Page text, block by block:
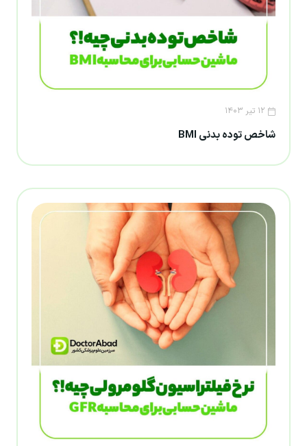
۱۲ تیر ۱۴۰۳
شاخص توده بدنی BMI